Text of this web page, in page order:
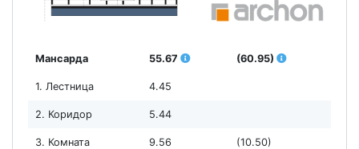
Мансарда 55.67 (60.95)
1. Лестница 4.45
2. Коридор 5.44
3. Комната 9.56 (10.50)